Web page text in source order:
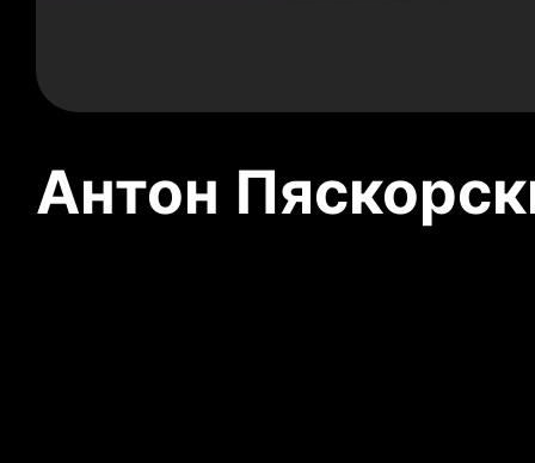
Антон